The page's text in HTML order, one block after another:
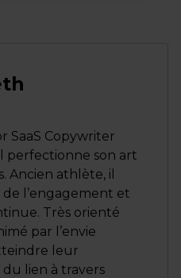
SaaS Copywriter
perfectionne son art
Ancien athlète, il
l’engagement et
Très orienté
par l’envie
leur
lien à travers